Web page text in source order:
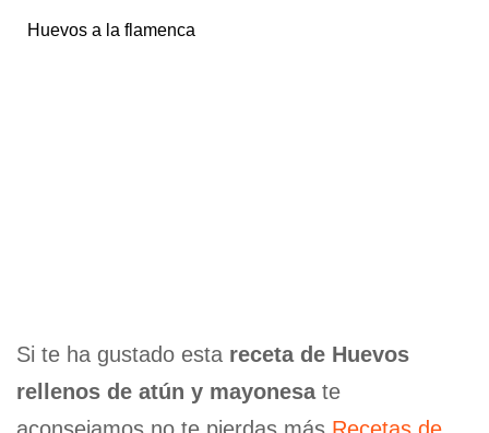
Huevos a la flamenca
Si te ha gustado esta receta de Huevos
rellenos de atún y mayonesate